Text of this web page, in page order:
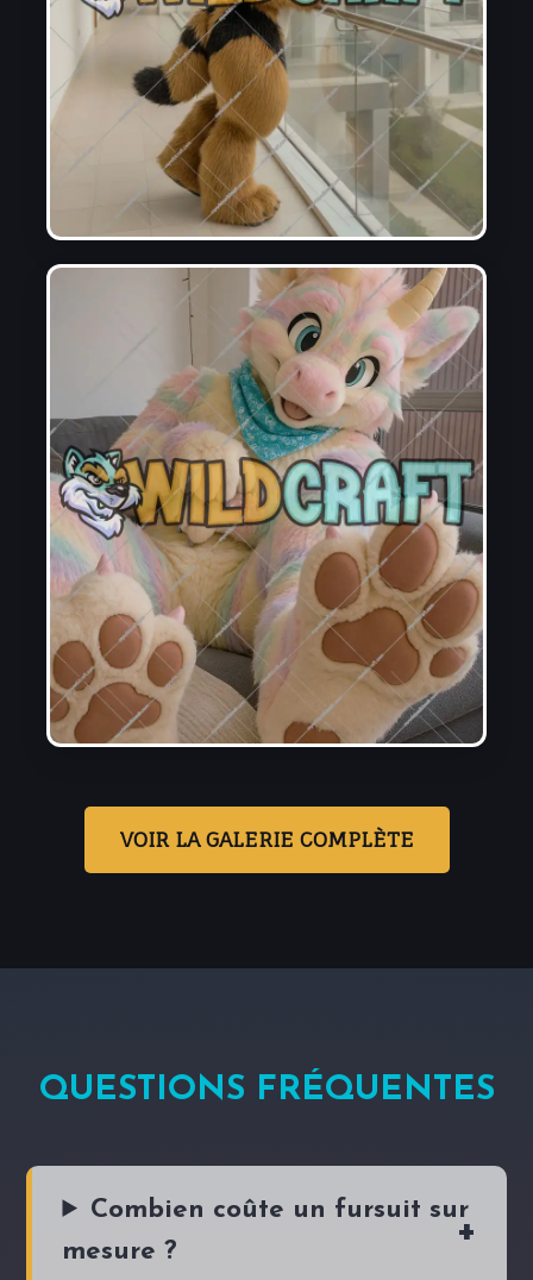
VOIR LA GALERIE COMPLÈTE
QUESTIONS FRÉQUENTES
Combien coûte un fursuit sur
mesure ?